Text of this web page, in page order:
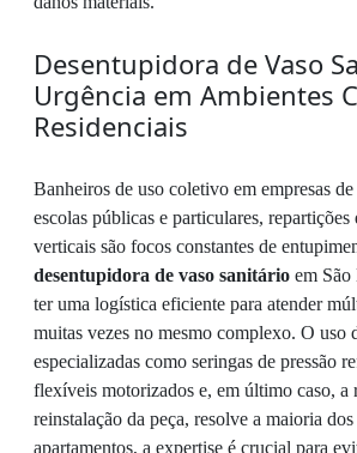
Desentupidora de Vaso
Urgência em Ambientes
Residenciais
Banheiros de uso coletivo em empresas
escolas públicas e particulares,
verticais são focos constantes de
desentupidora de vaso sanitário em São
ter uma logística eficiente para atender
muitas vezes no mesmo complexo. O uso
especializadas como seringas de pressão
flexíveis motorizados e, em último caso, a
reinstalação da peça, resolve a maioria
apartamentos, a expertise é crucial para